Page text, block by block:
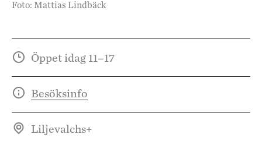
Foto: Mattias Lindbäck
Öppet idag 11–17
Besöksinfo
Liljevalchs+